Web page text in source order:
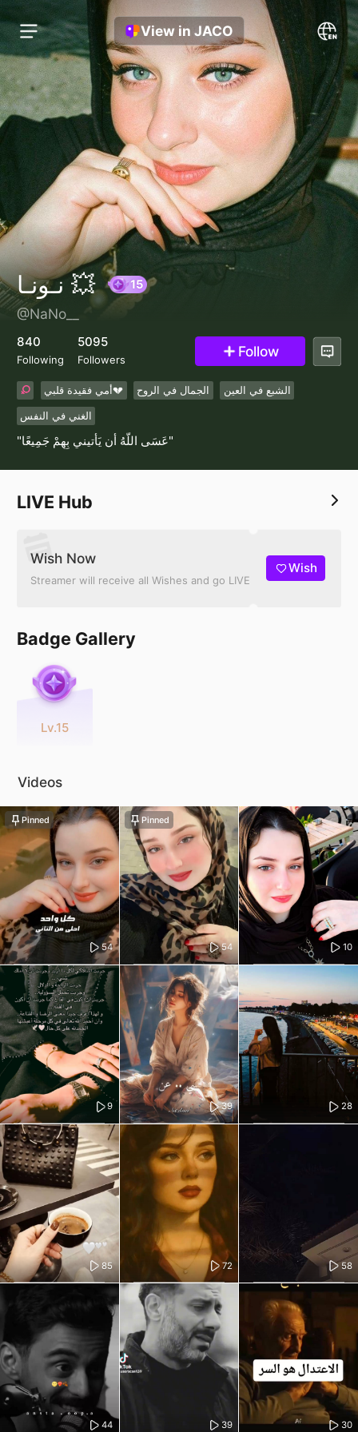
View in JACO
نـونـا 💥
@NaNo__
840
Following
5095
Followers Follow
أمي فقيدة قلبي💔 الجمال في الروح
الشبع في العين
الغني في النفس
"عَسَى اللَّهُ أَن يَأْتيني بِهِمْ جَمِيعًا"
LIVE Hub
Wish Now
Streamer will receive all Wishes and go LIVE
Wish
Badge Gallery
Lv.15
Videos
54
Pinned
54
Pinned
10
9 39 28
85 72 58
44 39 30